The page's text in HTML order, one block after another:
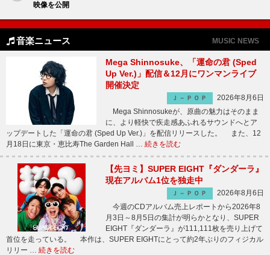
映像を公開
音楽ニュース MUSIC NEWS
Mega Shinnosuke、「運命の君 (Sped
Up Ver.)」配信＆12月にワンマンライブ
開催決定
Ｊ－ＰＯＰ
2026年8月6日
Mega Shinnosukeが、原曲の魅力はそのまま
に、より軽快で疾走感あふれるサウンドへとア
ップデートした「運命の君 (Sped Up Ver.)」を配信リリースした。 また、12
月18日に東京・恵比寿The Garden Hall … 続きを読む
【先ヨミ】SUPER EIGHT『ダンダーラ』
現在アルバム1位を独走中
Ｊ－ＰＯＰ
2026年8月6日
今週のCDアルバム売上レポートから2026年8
月3日～8月5日の集計が明らかとなり、SUPER
EIGHT『ダンダーラ』が111,111枚を売り上げて
首位を走っている。 本作は、SUPER EIGHTにとって約2年ぶりのフィジカル
リリー … 続きを読む